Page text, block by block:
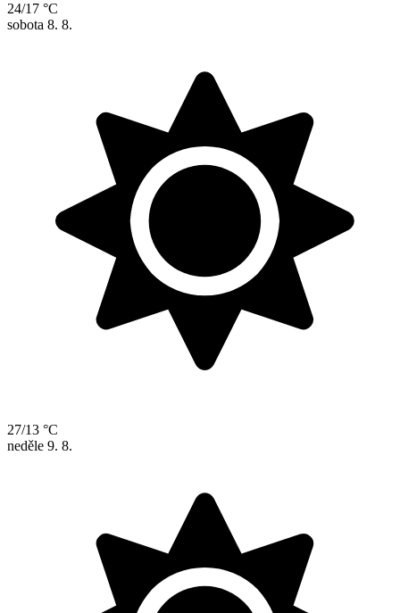
24/17 °C
sobota 8. 8.
27/13 °C
neděle 9. 8.